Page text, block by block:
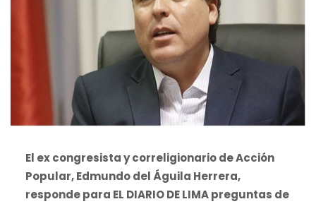
El ex congresista y correligionario de Acción
Popular, Edmundo del Águila Herrera,
responde para EL DIARIO DE LIMA preguntas de